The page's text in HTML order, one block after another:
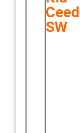
exaustivo.
Ceed
SW